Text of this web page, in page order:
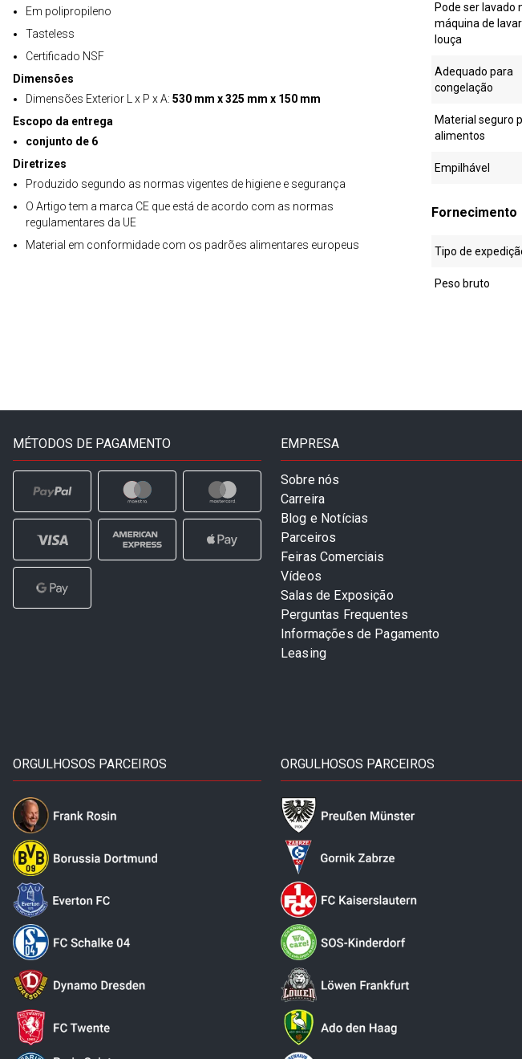
Em polipropileno
Tasteless
Certificado NSF
Dimensões
Dimensões Exterior L x P x A: 530 mm x 325 mm x 150 mm
Escopo da entrega
conjunto de 6
Diretrizes
Produzido segundo as normas vigentes de higiene e segurança
O Artigo tem a marca CE que está de acordo com as normas
regulamentares da UE
Material em conformidade com os padrões alimentares europeus
Pode ser lavado
máquina de lavar
louça
Adequado para
congelação
Material seguro
alimentos
Empilhável
Fornecimento
Tipo de
Peso bruto
MÉTODOS DE PAGAMENTO EMPRESA
Sobre nós
Carreira
Blog e Notícias
Parceiros
Feiras Comerciais
Vídeos
Salas de Exposição
Perguntas Frequentes
Informações de Pagamento
Leasing
ORGULHOSOS PARCEIROS ORGULHOSOS PARCEIROS